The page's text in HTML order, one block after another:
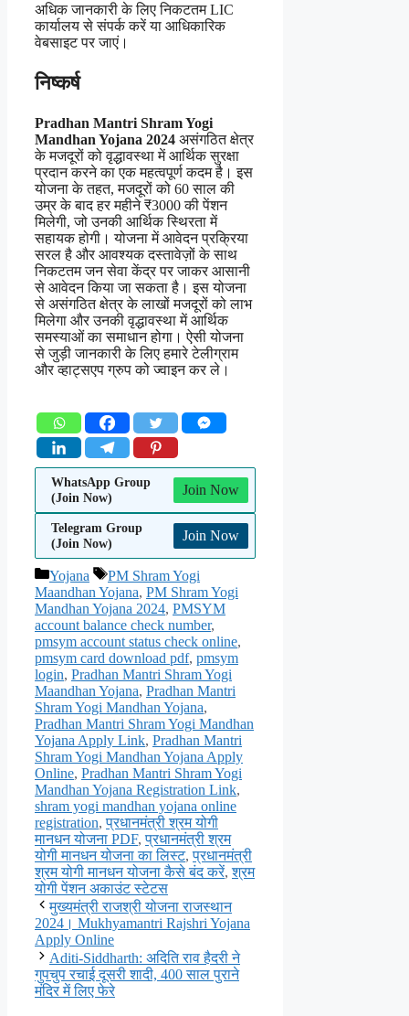
अधिक जानकारी के लिए निकटतम LIC
कार्यालय से संपर्क करें या आधिकारिक
वेबसाइट पर जाएं।
निष्कर्ष
Pradhan Mantri Shram Yogi
Mandhan Yojana 2024 असंगठित क्षेत्र
के मजदूरों को वृद्धावस्था में आर्थिक सुरक्षा
प्रदान करने का एक महत्वपूर्ण कदम है। इस
योजना के तहत, मजदूरों को 60 साल की
उम्र के बाद हर महीने ₹3000 की पेंशन
मिलेगी, जो उनकी आर्थिक स्थिरता में
सहायक होगी। योजना में आवेदन प्रक्रिया
सरल है और आवश्यक दस्तावेज़ों के साथ
निकटतम जन सेवा केंद्र पर जाकर आसानी
से आवेदन किया जा सकता है। इस योजना
से असंगठित क्षेत्र के लाखों मजदूरों को लाभ
मिलेगा और उनकी वृद्धावस्था में आर्थिक
समस्याओं का समाधान होगा। ऐसी योजना
से जुड़ी जानकारी के लिए हमारे टेलीग्राम
और व्हाट्सएप ग्रुप को ज्वाइन कर ले।
WhatsApp Group
(Join Now)
Join Now
Telegram Group
(Join Now)
Join Now
Categories
Yojana Tags
PM Shram Yogi
Maandhan Yojana, PM Shram Yogi
Mandhan Yojana 2024, PMSYM
account balance check number,
pmsym account status check online,
pmsym card download pdf, pmsym
login, Pradhan Mantri Shram Yogi
Maandhan Yojana, Pradhan Mantri
Shram Yogi Mandhan Yojana,
Pradhan Mantri Shram Yogi Mandhan
Yojana Apply Link, Pradhan Mantri
Shram Yogi Mandhan Yojana Apply
Online, Pradhan Mantri Shram Yogi
Mandhan Yojana Registration Link,
shram yogi mandhan yojana online
registration,प्रधानमंत्री श्रम योगी
मानधन योजना PDF,प्रधानमंत्री श्रम
योगी मानधन योजना का लिस्ट,प्रधानमंत्री
श्रम योगी मानधन योजना कैसे बंद करें,श्रम
योगी पेंशन अकाउंट स्टेटस
मुख्यमंत्री राजश्री योजना राजस्थान
2024। Mukhyamantri Rajshri Yojana
Apply Online
Aditi-Siddharth: अदिति राव हैदरी ने
गुपचुप रचाई दूसरी शादी, 400 साल पुराने
मंदिर में लिए फेरे